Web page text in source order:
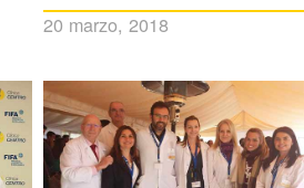
20 marzo, 2018